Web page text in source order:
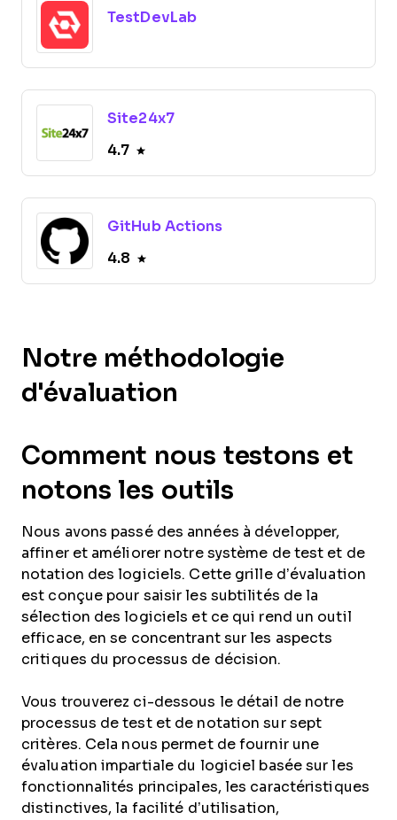
TestDevLab
Site24x7
4.7
GitHub Actions
4.8
Notre méthodologie
d'évaluation
Comment nous testons et
notons les outils
Nous avons passé des années à développer,
affiner et améliorer notre système de test et de
notation des logiciels. Cette grille d’évaluation
est conçue pour saisir les subtilités de la
sélection des logiciels et ce qui rend un outil
efficace, en se concentrant sur les aspects
critiques du processus de décision.
Vous trouverez ci-dessous le détail de notre
processus de test et de notation sur sept
critères. Cela nous permet de fournir une
évaluation impartiale du logiciel basée sur les
fonctionnalités principales, les caractéristiques
distinctives, la facilité d’utilisation,